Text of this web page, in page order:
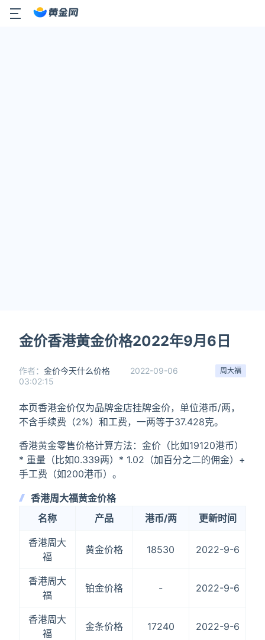
金价香港黄金价格2022年9月6日
周大福
作者： 金价今天什么价格
2022-09-06
03:02:15
本页香港金价仅为品牌金店挂牌金价，单位港币/两，
不含手续费（2%）和工费，一两等于37.428克。
香港黄金零售价格计算方法：金价（比如19120港币）
* 重量（比如0.339两）* 1.02（加百分之二的佣金）+
手工费（如200港币）。
香港周大福黄金价格
名称
产品 港币/两 更新时间
香港周大
福
黄金价格 18530 2022-9-6
香港周大
福
铂金价格 - 2022-9-6
香港周大
福
金条价格 17240 2022-9-6